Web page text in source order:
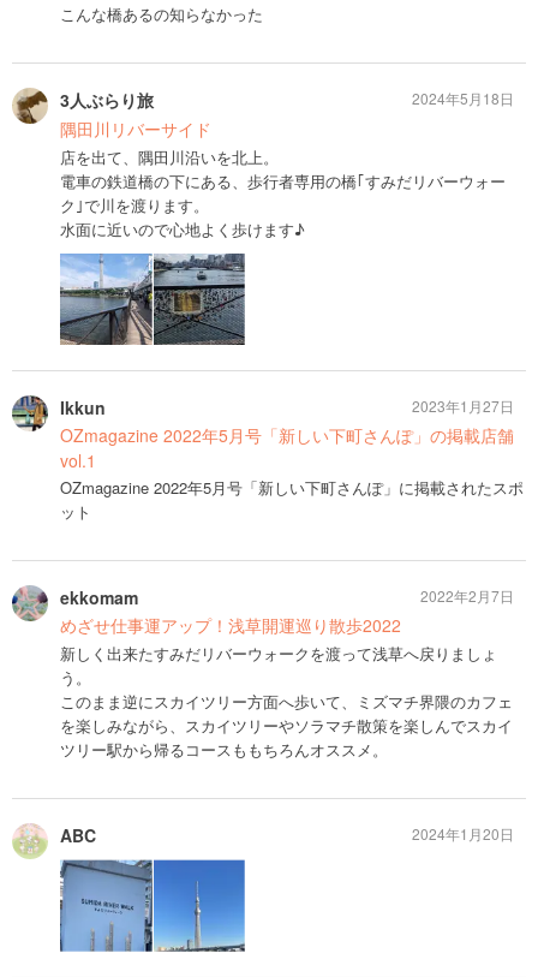
こんな橋あるの知らなかった
3人ぶらり旅
隅田川リバーサイド
店を出て、隅田川沿いを北上。
電車の鉄道橋の下にある、歩行者専用の橋｢すみだリバーウォー
ク｣で川を渡ります。
水面に近いので心地よく歩けます♪
2024年5月18日
Ikkun
OZmagazine 2022年5月号「新しい下町さんぽ」の掲載店舗
vol.1
OZmagazine 2022年5月号「新しい下町さんぽ」に掲載されたスポ
ット
2023年1月27日
ekkomam
めざせ仕事運アップ！浅草開運巡り散歩2022
新しく出来たすみだリバーウォークを渡って浅草へ戻りましょ
う。
このまま逆にスカイツリー方面へ歩いて、ミズマチ界隈のカフェ
を楽しみながら、スカイツリーやソラマチ散策を楽しんでスカイ
ツリー駅から帰るコースももちろんオススメ。
2022年2月7日
ABC 2024年1月20日